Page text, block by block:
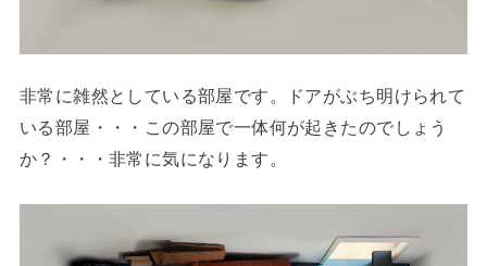
非常に雑然としている部屋です。ドアがぶち明けられて
いる部屋・・・この部屋で一体何が起きたのでしょう
か？・・・非常に気になります。